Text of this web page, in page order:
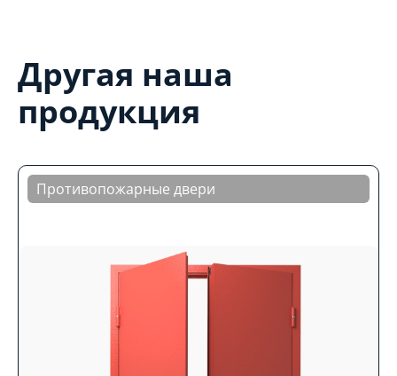
Другая наша
продукция
Противопожарные двери